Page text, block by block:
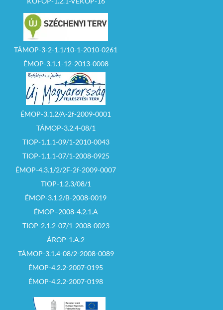
TÁMOP-3-2-1.1/10-1-2010-0261
ÉMOP-3.1.1-12-2013-0008
ÉMOP-3.1.2/A-2f-2009-0001
TÁMOP-3.2.4-08/1
TIOP-1.1.1-09/1-2010-0043
TIOP-1.1.1-07/1-2008-0925
ÉMOP-4.3.1/2/2F-2f-2009-0007
TIOP-1.2.3/08/1
ÉMOP-3.1.2/B-2008-0019
ÉMOP–2008-4.2.1.A
TIOP-2.1.2-07/1-2008-0023
ÁROP-1.A.2
TÁMOP-3.1.4-08/2-2008-0089
ÉMOP-4.2.2-2007-0195
ÉMOP-4.2.2-2007-0198